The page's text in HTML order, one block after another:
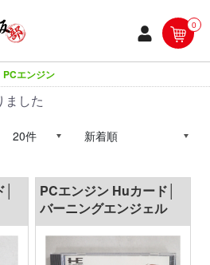
0
PCエンジン
ました
PCエンジン Huカード│
バーニングエンジェル